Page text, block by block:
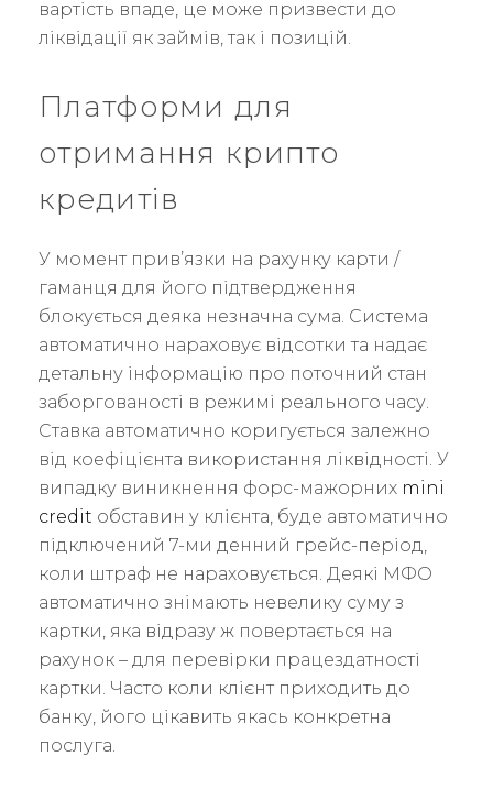
вартість впаде, це може призвести до
ліквідації як займів, так і позицій.
Платформи для
отримання крипто
кредитів
У момент прив’язки на рахунку карти /
гаманця для його підтвердження
блокується деяка незначна сума. Система
автоматично нараховує відсотки та надає
детальну інформацію про поточний стан
заборгованості в режимі реального часу.
Ставка автоматично коригується залежно
від коефіцієнта використання ліквідності. У
випадку виникнення форс-мажорних mini
credit обставин у клієнта, буде автоматично
підключений 7-ми денний грейс-період,
коли штраф не нараховується. Деякі МФО
автоматично знімають невелику суму з
картки, яка відразу ж повертається на
рахунок – для перевірки працездатності
картки. Часто коли клієнт приходить до
банку, його цікавить якась конкретна
послуга.